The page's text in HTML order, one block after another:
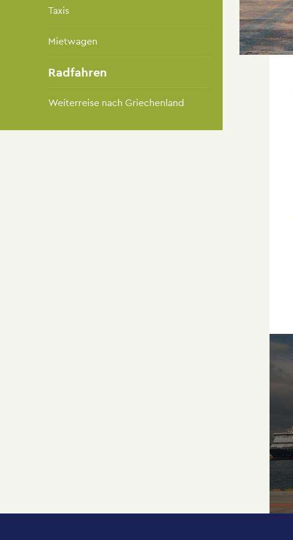
Taxis
Mietwagen
Radfahren
Weiterreise nach Griechenland